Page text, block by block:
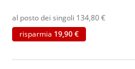
Colore: bianco
al posto dei singoli 134,80€
risparmia 19,90 €